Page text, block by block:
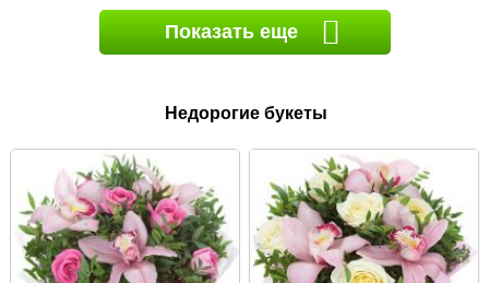
Показать еще
Недорогие букеты